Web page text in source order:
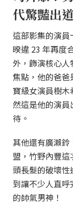
代驚豔出道
這部影集的演
暌違 23 年再度
外，飾演核心
焦點，他的爸
寶級女演員樹
然這是他的演
待。
其他還有廣瀨
盟，竹野內豐
頭長髮的破壞
到讓不少人直呼
的帥氣男神！